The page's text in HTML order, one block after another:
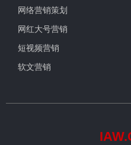
网络营销策划
网红大号营销
短视频营销
软文营销